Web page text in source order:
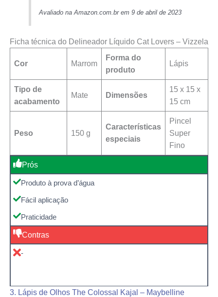
Avaliado na Amazon.com.br em 9 de abril de 2023
Ficha técnica do Delineador Líquido Cat Lovers – Vizzela
Cor Marrom
Forma do
produto
Lápis
Tipo de
acabamento
Mate Dimensões
15 x 15 x
15 cm
Peso 150 g
Características
especiais
Pincel
Super
Fino
Prós
Produto à prova d’água
Fácil aplicação
Praticidade
Contras
-
3. Lápis de Olhos The Colossal Kajal – Maybelline